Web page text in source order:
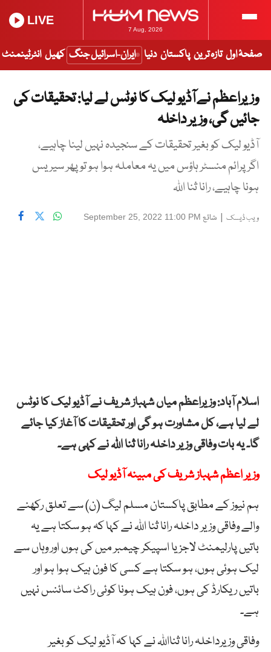
7 Aug, 2026
LIVE
صفحۂ اول تازہ ترین پاکستان دنیا ایران-اسرائیل جنگ کھیل انٹرٹینمنٹ
وزیراعظم نے آڈیو لیک کا نوٹس لے لیا: تحقیقات کی
جائیں گی، وزیر داخلہ
آڈیو لیک کو بغیر تحقیقات کے سنجیدہ نہیں لینا چاہیے،
اگرپرائم منسٹر ہاؤس میں یہ معاملہ ہوا ہو تو پھر سیریس
ہونا چاہیے، رانا ثنا اللہ
ویب ڈیسک | شائع September 25, 2022 11:00 PM
اسلام آباد: وزیراعظم میاں شہباز شریف نے آڈیو لیک کا نوٹس
لے لیا ہے، کل مشاورت ہو گی اور تحقیقات کا آغاز کیا جائے
گا۔ یہ بات وفاقی وزیر داخلہ رانا ثنا اللہ نے کہی ہے۔
وزیر اعظم شہباز شریف کی مبینہ آڈیو لیک
ہم نیوز کے مطابق پاکستان مسلم لیگ (ن) سے تعلق رکھنے
والے وفاقی وزیر داخلہ رانا ثنا اللہ نے کہا کہ ہو سکتا ہے یہ
باتیں پارلیمنٹ لاجز یا اسپیکر چیمبر میں کی ہوں اور وہاں سے
لیک ہوئی ہوں، ہو سکتا ہے کسی کا فون ہیک ہوا ہو اور
باتیں ریکارڈ کی ہوں، فون ہیک ہونا کوئی راکٹ سائنس نہیں
ہے۔
وفاقی وزیرداخلہ رانا ثنااللہ نے کہا کہ آڈیو لیک کو بغیر